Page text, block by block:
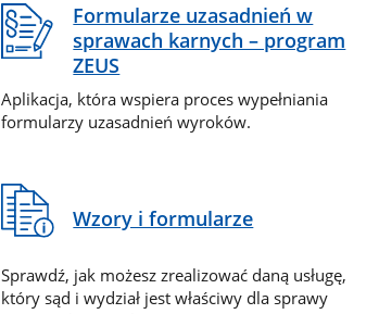
Formularze uzasadnień w
sprawach karnych – program
ZEUS
Aplikacja, która wspiera proces wypełniania
formularzy uzasadnień wyroków.
Wzory i formularze
Sprawdź, jak możesz zrealizować daną usługę,
który sąd i wydział jest właściwy dla sprawy